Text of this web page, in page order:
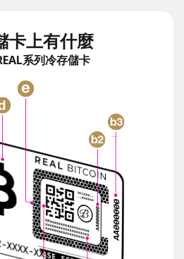
卡上有什麼
系列冷存儲卡